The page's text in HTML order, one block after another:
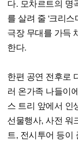
다. 모차르트의 명
를 살려 줄 '크리스
극장 무대를 가득
한다.
한편 공연 전후로
러 온가족 나들이
스 트리 앞에서 인
선물행사, 사전 워
트, 전시투어 등이